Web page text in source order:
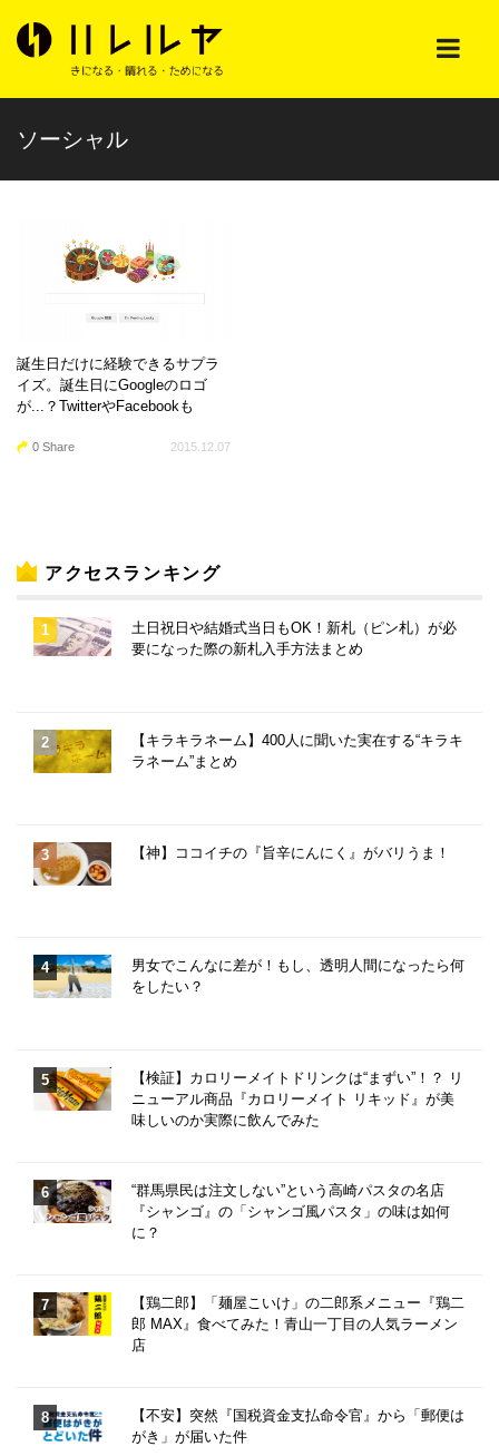
ソーシャル
誕生日だけに経験できるサプラ
イズ。誕生日にGoogleのロゴ
が...？TwitterやFacebookも
0 Share 2015.12.07
アクセスランキング
土日祝日や結婚式当日もOK！新札（ピン札）が必
要になった際の新札入手方法まとめ
【キラキラネーム】400人に聞いた実在する“キラキ
ラネーム”まとめ
【神】ココイチの『旨辛にんにく』がバリうま！
男女でこんなに差が！もし、透明人間になったら何
をしたい？
【検証】カロリーメイトドリンクは“まずい”！？ リ
ニューアル商品『カロリーメイト リキッド』が美
味しいのか実際に飲んでみた
“群馬県民は注文しない”という高崎パスタの名店
『シャンゴ』の「シャンゴ風パスタ」の味は如何
に？
【鶏二郎】「麺屋こいけ」の二郎系メニュー『鶏二
郎 MAX』食べてみた！青山一丁目の人気ラーメン
店
【不安】突然『国税資金支払命令官』から「郵便は
がき」が届いた件